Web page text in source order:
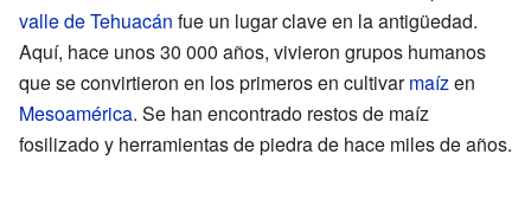
valle de Tehuacán fue un lugar clave en la antigüedad.
Aquí, hace unos 30 000 años, vivieron grupos humanos
que se convirtieron en los primeros en cultivarmaízen
Mesoamérica. Se han encontrado restos de maíz
fosilizado y herramientas de piedra de hace miles de años.